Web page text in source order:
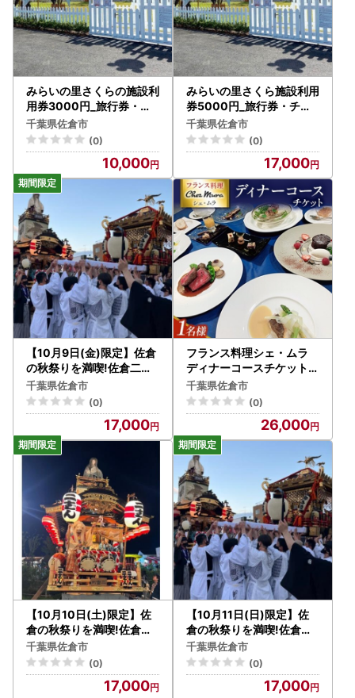
みらいの里さくらの施設利
用券3000円_旅行券・チ
ケット _【1435411】
千葉県佐倉市
(0)
10,000
みらいの里さくら施設利用
券5000円_旅行券・チケ
ット _【1435412】
千葉県佐倉市
(0)
17,000
【10月9日(金)限定】佐倉
の秋祭りを満喫!佐倉二番
町山車曳き特別体験【174
9851】
千葉県佐倉市
(0)
17,000
フランス料理シェ・ムラ
ディナーコースチケット(1
名様分)_旅行券・チケット
食事券 _【1287782】
千葉県佐倉市
(0)
26,000
【10月10日(土)限定】佐
倉の秋祭りを満喫!佐倉二
番町山車曳き特別体験【17
49853】
千葉県佐倉市
(0)
17,000
【10月11日(日)限定】佐
倉の秋祭りを満喫!佐倉二
番町山車曳き特別体験【17
49855】
千葉県佐倉市
(0)
17,000